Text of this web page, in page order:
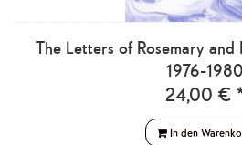
The Letters of Rosemary
1976-1980
24,00 €
In den